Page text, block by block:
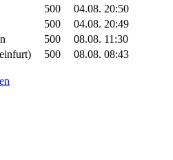
500
04.08. 20:50
500
04.08. 20:49
500
08.08. 11:30
500 08.08. 08:43